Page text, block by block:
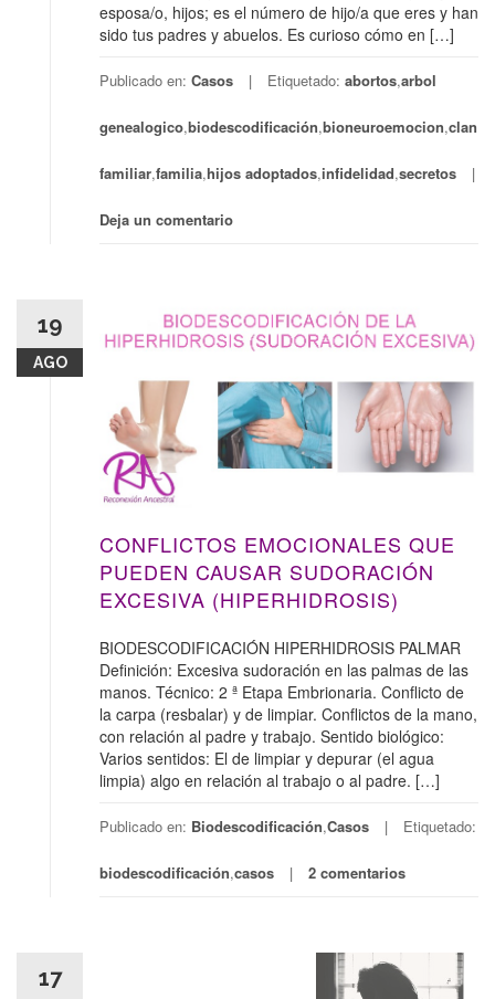
esposa/o, hijos; es el número de hijo/a que eres y han
sido tus padres y abuelos. Es curioso cómo en […]
Publicado en: Casos Etiquetado: abortos,arbol
genealogico,biodescodificación,bioneuroemocion,clan
familiar,familia,hijos adoptados,infidelidad,secretos
Deja un comentario
19
AGO
CONFLICTOS EMOCIONALES QUE
PUEDEN CAUSAR SUDORACIÓN
EXCESIVA (HIPERHIDROSIS)
BIODESCODIFICACIÓN HIPERHIDROSIS PALMAR
Definición: Excesiva sudoración en las palmas de las
manos. Técnico: 2 ª Etapa Embrionaria. Conflicto de
la carpa (resbalar) y de limpiar. Conflictos de la mano,
con relación al padre y trabajo. Sentido biológico:
Varios sentidos: El de limpiar y depurar (el agua
limpia) algo en relación al trabajo o al padre. […]
Publicado en: Biodescodificación,Casos Etiquetado:
biodescodificación,casos 2 comentarios
17